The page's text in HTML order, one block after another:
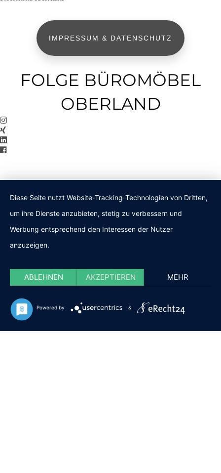
IMPRESSUM & DATENSCHUTZ
FOLGE BÜROMÖBEL
OBERLAND
Diese Seite nutzt Website-Tracking-Technologien von Dritten,
um ihre Dienste anzubieten, stetig zu verbessern und
Werbung entsprechend den Interessen der Nutzer
anzuzeigen.
ABLEHNEN AKZEPTIEREN MEHR
Powered by &